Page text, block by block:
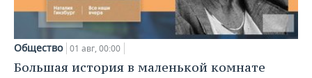
Общество 01 авг, 00:00
Большая история в маленькой комнате